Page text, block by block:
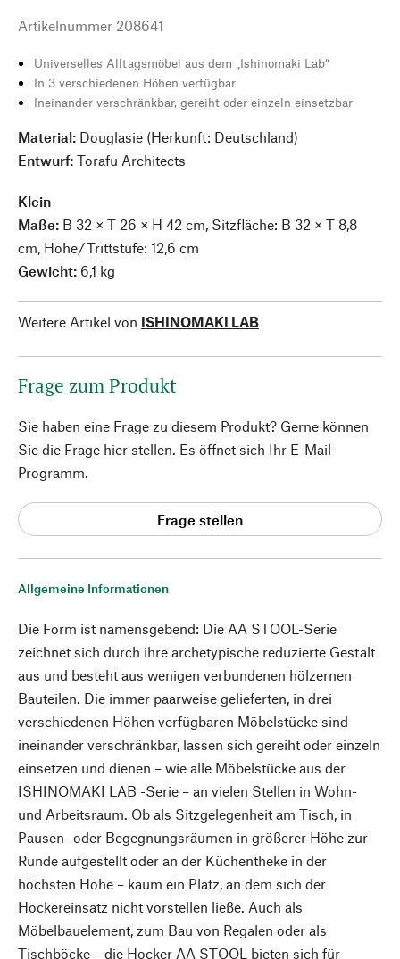
Allgemeine Informationen
Die Form ist namensgebend: Die AA STOOL-Serie
zeichnet sich durch ihre archetypische reduzierte Gestalt
aus und besteht aus wenigen verbundenen hölzernen
Bauteilen. Die immer paarweise gelieferten, in drei
verschiedenen Höhen verfügbaren Möbelstücke sind
ineinander verschränkbar, lassen sich gereiht oder einzeln
einsetzen und dienen – wie alle Möbelstücke aus der
ISHINOMAKI LAB -Serie – an vielen Stellen in Wohn-
und Arbeitsraum. Ob als Sitzgelegenheit am Tisch, in
Pausen- oder Begegnungsräumen in größerer Höhe zur
Runde aufgestellt oder an der Küchentheke in der
höchsten Höhe – kaum ein Platz, an dem sich der
Hockereinsatz nicht vorstellen ließe. Auch als
Möbelbauelement, zum Bau von Regalen oder als
Tischböcke – die Hocker AA STOOL bieten sich für
Artikelnummer 208641
Universelles Alltagsmöbel aus dem „Ishinomaki Lab“
In 3 verschiedenen Höhen verfügbar
Ineinander verschränkbar, gereiht oder einzeln einsetzbar
Material: Douglasie (Herkunft: Deutschland)
Entwurf: Torafu Architects
Klein
Maße: B 32 × T 26 × H 42 cm, Sitzfläche: B 32 × T 8,8
cm, Höhe/Trittstufe: 12,6 cm
Gewicht: 6,1 kg
Weitere Artikel von ISHINOMAKI LAB
Frage zum Produkt
Sie haben eine Frage zu diesem Produkt? Gerne können
Sie die Frage hier stellen. Es öffnet sich Ihr E-Mail-
Programm.
Frage stellen